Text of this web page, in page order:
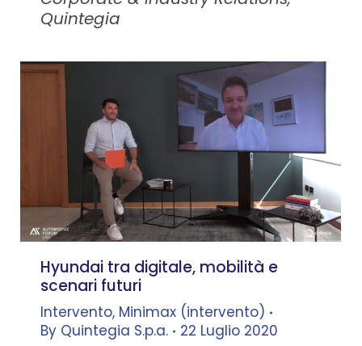
Quintegia
Hyundai tra digitale, mobilità e
scenari futuri
Intervento, Minimax (intervento)
By Quintegia S.p.a. 22 Luglio 2020